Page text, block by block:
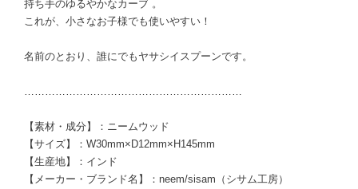
持ち手のゆるやかなカーブ 。
これが、小さなお子様でも使いやすい！
名前のとおり、誰にでもヤサシイスプーンです。
………………………………………………………
【素材・成分】：ニームウッド
【サイズ】：W30mm×D12mm×H145mm
【生産地】：インド
【メーカー・ブランド名】：neem/sisam（シサム工房）